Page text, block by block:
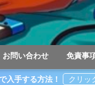
お問い合わせ 免責事
入手する方法！